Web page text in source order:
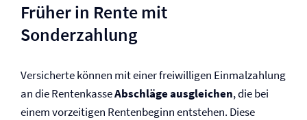
Früher in Rente mit
Sonderzahlung
Versicherte können mit einer freiwilligen Einmalzahlung
an die RentenkasseAbschläge ausgleichen, die bei
einem vorzeitigen Rentenbeginn entstehen. Diese